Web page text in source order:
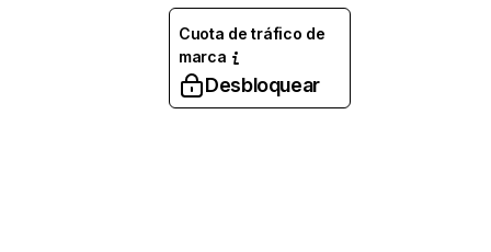
Cuota de tráfico de
marca
Desbloquear